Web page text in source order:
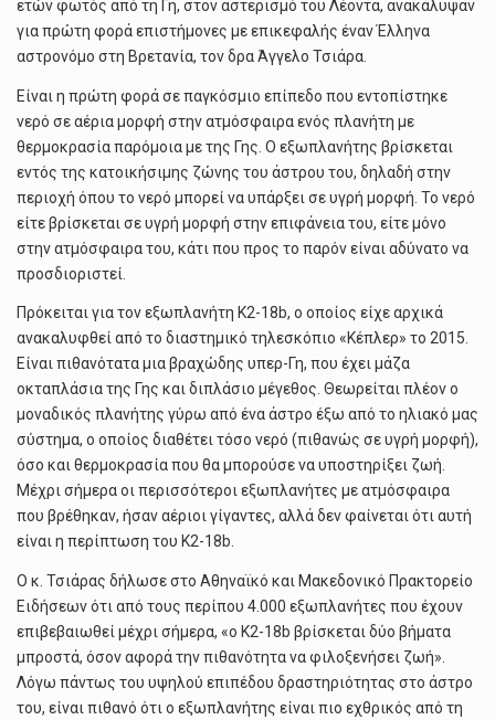
ετών φωτός από τη Γη, στον αστερισμό του Λέοντα, ανακάλυψαν
για πρώτη φορά επιστήμονες με επικεφαλής έναν Έλληνα
αστρονόμο στη Βρετανία, τον δρα Άγγελο Τσιάρα.
Είναι η πρώτη φορά σε παγκόσμιο επίπεδο που εντοπίστηκε
νερό σε αέρια μορφή στην ατμόσφαιρα ενός πλανήτη με
θερμοκρασία παρόμοια με της Γης. Ο εξωπλανήτης βρίσκεται
εντός της κατοικήσιμης ζώνης του άστρου του, δηλαδή στην
περιοχή όπου το νερό μπορεί να υπάρξει σε υγρή μορφή. Το νερό
είτε βρίσκεται σε υγρή μορφή στην επιφάνεια του, είτε μόνο
στην ατμόσφαιρα του, κάτι που προς το παρόν είναι αδύνατο να
προσδιοριστεί.
Πρόκειται για τον εξωπλανήτη K2-18b, ο οποίος είχε αρχικά
ανακαλυφθεί από το διαστημικό τηλεσκόπιο «Κέπλερ» το 2015.
Είναι πιθανότατα μια βραχώδης υπερ-Γη, που έχει μάζα
οκταπλάσια της Γης και διπλάσιο μέγεθος. Θεωρείται πλέον ο
μοναδικός πλανήτης γύρω από ένα άστρο έξω από το ηλιακό μας
σύστημα, ο οποίος διαθέτει τόσο νερό (πιθανώς σε υγρή μορφή),
όσο και θερμοκρασία που θα μπορούσε να υποστηρίξει ζωή.
Μέχρι σήμερα οι περισσότεροι εξωπλανήτες με ατμόσφαιρα
που βρέθηκαν, ήσαν αέριοι γίγαντες, αλλά δεν φαίνεται ότι αυτή
είναι η περίπτωση του K2-18b.
Ο κ. Τσιάρας δήλωσε στο Αθηναϊκό και Μακεδονικό Πρακτορείο
Ειδήσεων ότι από τους περίπου 4.000 εξωπλανήτες που έχουν
επιβεβαιωθεί μέχρι σήμερα, «ο K2-18b βρίσκεται δύο βήματα
μπροστά, όσον αφορά την πιθανότητα να φιλοξενήσει ζωή».
Λόγω πάντως του υψηλού επιπέδου δραστηριότητας στο άστρο
του, είναι πιθανό ότι ο εξωπλανήτης είναι πιο εχθρικός από τη